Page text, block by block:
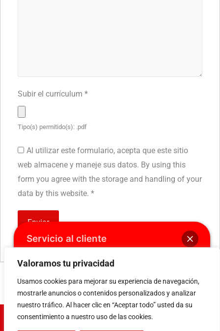
Valoramos tu privacidad
Usamos cookies para mejorar su experiencia de navegación,
mostrarle anuncios o contenidos personalizados y analizar
nuestro tráfico. Al hacer clic en “Aceptar todo” usted da su
consentimiento a nuestro uso de las cookies.
Subir el currículum *
Tipo(s) permitido(s): .pdf
Al utilizar este formulario, acepta que este sitio
web almacene y maneje sus datos. By using this
form you agree with the storage and handling of your
data by this website. *
Empleo siguiente→
AWA Ingenieria Ltda.
Servicio al cliente
Bienvenido a AWA, ¿en que podemos
ayudarte?